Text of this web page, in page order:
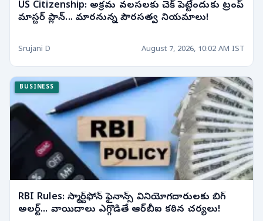
US Citizenship: అక్రమ వలసలకు చెక్ పెట్టేందుకు ట్రంప్
మాస్టర్ ప్లాన్... మారనున్న పౌరసత్వ నియమాలు!
Srujani D August 7, 2026, 10:02 AM IST
BUSINESS
RBI Rules: స్మార్ట్‌ఫోన్ ఫైనాన్స్ వినియోగదారులకు బిగ్
అలర్ట్... వాయిదాలు ఎగ్గొడితే ఆర్‌బీఐ కఠిన చర్యలు!